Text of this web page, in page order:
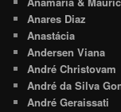
Anares Diaz
Anastácia
Andersen Viana
André Christovam
André da Silva
André Geraissati